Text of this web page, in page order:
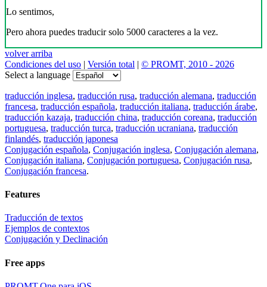
Lo sentimos,
Pero ahora puedes traducir solo 5000 caracteres a la vez.
volver arriba
Condiciones del uso | Versión total | © PROMT, 2010 - 2026
Select a language
traducción inglesa, traducción rusa, traducción alemana, traducción
francesa, traducción española, traducción italiana, traducción árabe,
traducción kazaja, traducción china, traducción coreana, traducción
portuguesa, traducción turca, traducción ucraniana, traducción
finlandés, traducción japonesa
Conjugación española, Conjugación inglesa, Conjugación alemana,
Conjugación italiana, Conjugación portuguesa, Conjugación rusa,
Conjugación francesa.
Features
Traducción de textos
Ejemplos de contextos
Conjugación y Declinación
Free apps